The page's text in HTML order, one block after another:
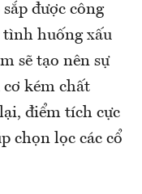
được công
huống xấu
sẽ tạo nên sự
cơ kém chất
điểm tích cực
chọn lọc các cổ